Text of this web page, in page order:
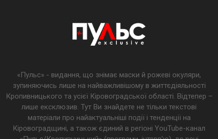
«Пульс» - видання, що знімає маски й рожеві окуляри,
зупиняючись лише на найважливішому в життєдіяльності
Кропивницького та усієї Кіровоградської області. Відтепер –
лише ексклюзив. Тут Ви знайдете не тільки текстові
матеріали про найактуальніші події і тенденції на
Кіровоградщині, а також єдиний в регіоні YouTube-канал